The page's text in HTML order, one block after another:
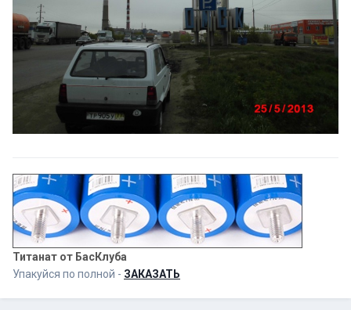
Титанат от БасКлуба
Упакуйся по полной - ЗАКАЗАТЬ